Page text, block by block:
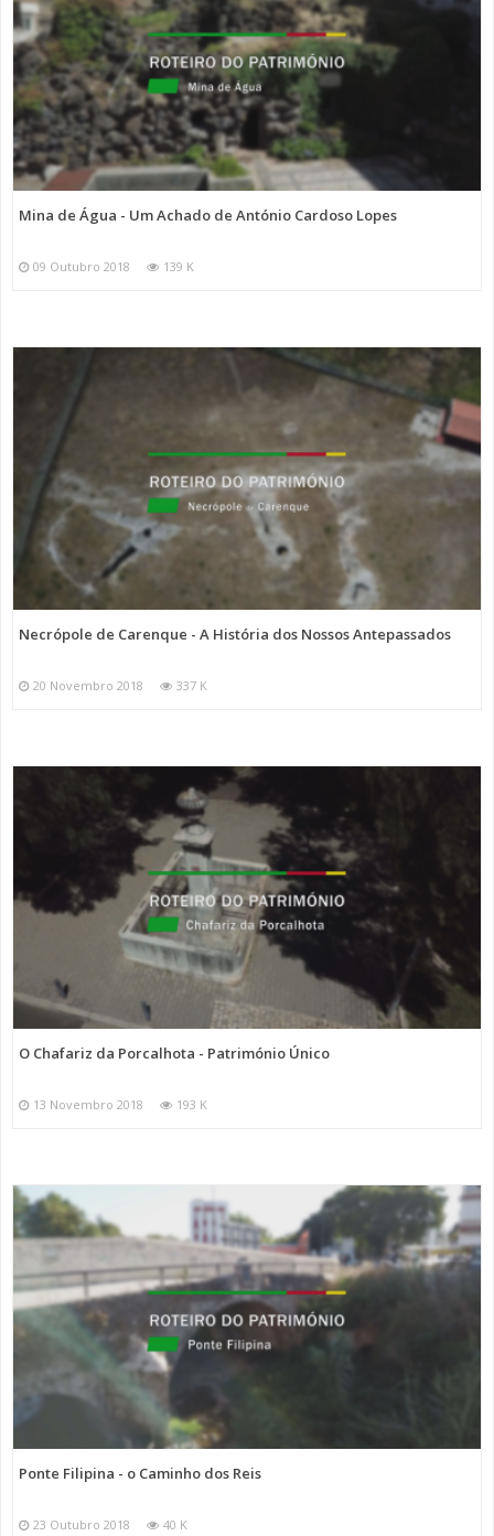
Mina de Água - Um Achado de António Cardoso Lopes
09 Outubro 2018 139 K
Necrópole de Carenque - A História dos Nossos Antepassados
20 Novembro 2018 337 K
O Chafariz da Porcalhota - Património Único
13 Novembro 2018 193 K
Ponte Filipina - o Caminho dos Reis
23 Outubro 2018 40 K